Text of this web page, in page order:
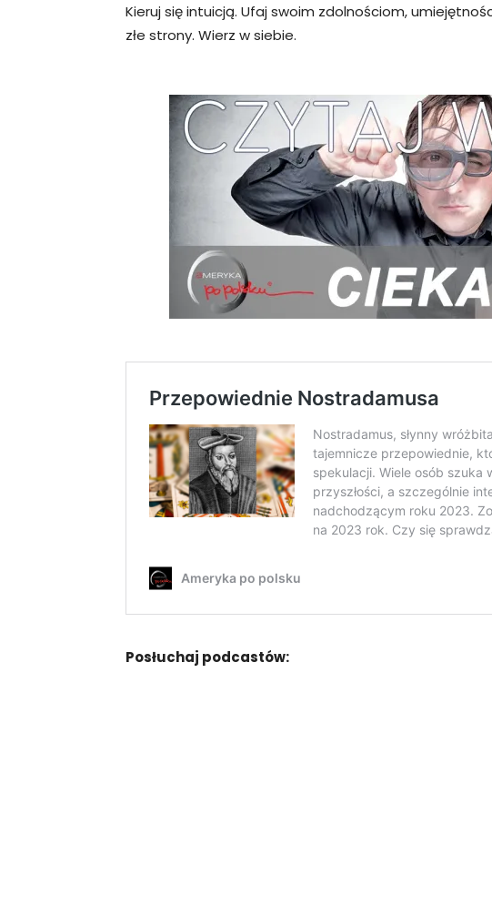
Kieruj się intuicją. Ufaj swoim zdolnościom,
złe strony. Wierz w siebie.
Posłuchaj podcastów: